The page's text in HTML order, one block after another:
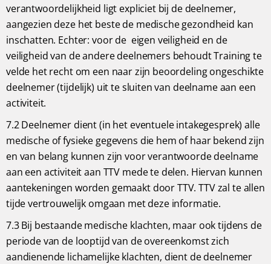
verantwoordelijkheid ligt expliciet bij de deelnemer,
aangezien deze het beste de medische gezondheid kan
inschatten. Echter: voor de eigen veiligheid en de
veiligheid van de andere deelnemers behoudt Training te
velde het recht om een naar zijn beoordeling ongeschikte
deelnemer (tijdelijk) uit te sluiten van deelname aan een
activiteit.
7.2 Deelnemer dient (in het eventuele intakegesprek) alle
medische of fysieke gegevens die hem of haar bekend zijn
en van belang kunnen zijn voor verantwoorde deelname
aan een activiteit aan TTV mede te delen. Hiervan kunnen
aantekeningen worden gemaakt door TTV. TTV zal te allen
tijde vertrouwelijk omgaan met deze informatie.
7.3 Bij bestaande medische klachten, maar ook tijdens de
periode van de looptijd van de overeenkomst zich
aandienende lichamelijke klachten, dient de deelnemer